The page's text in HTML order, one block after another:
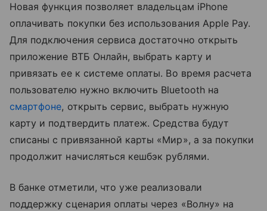
Новая функция позволяет владельцам iPhone
оплачивать покупки без использования Apple Pay.
Для подключения сервиса достаточно открыть
приложение ВТБ Онлайн, выбрать карту и
привязать ее к системе оплаты. Во время расчета
пользователю нужно включить Bluetooth на
смартфоне, открыть сервис, выбрать нужную
карту и подтвердить платеж. Средства будут
списаны с привязанной карты «Мир», а за покупки
продолжит начисляться кешбэк рублями.
В банке отметили, что уже реализовали
поддержку сценария оплаты через «Волну» на